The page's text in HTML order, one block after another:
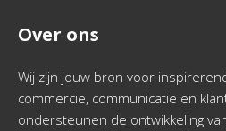
Over ons
Wij zijn jouw bron voor
commercie, communicatie en
ondersteunen de ontwikkeling